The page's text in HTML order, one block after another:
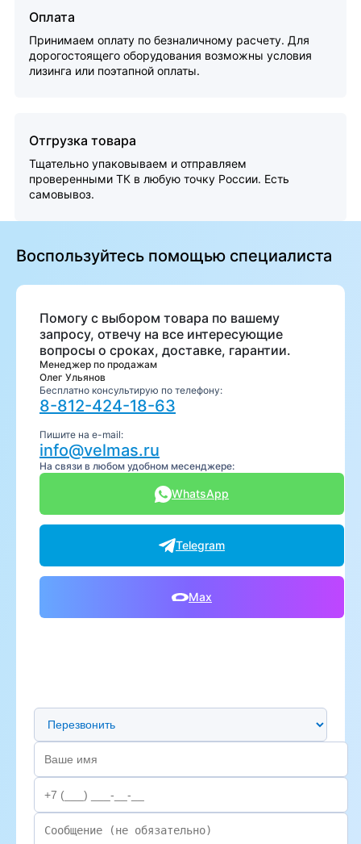
Оплата
Принимаем оплату по безналичному расчету. Для
дорогостоящего оборудования возможны условия
лизинга или поэтапной оплаты.
Отгрузка товара
Тщательно упаковываем и отправляем
проверенными ТК в любую точку России. Есть
самовывоз.
Воспользуйтесь помощью специалиста
Помогу с выбором товара по вашему
запросу, отвечу на все интересующие
вопросы о сроках, доставке, гарантии.
Менеджер по продажам
Олег Ульянов
Бесплатно консультирую по телефону:
8-812-424-18-63
Пишите на e-mail:
info@velmas.ru
На связи в любом удобном месенджере:
WhatsApp
Telegram
Max
Предпочтительный способ связи